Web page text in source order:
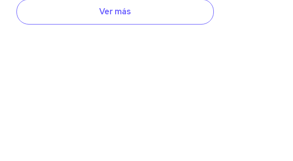
Ver más